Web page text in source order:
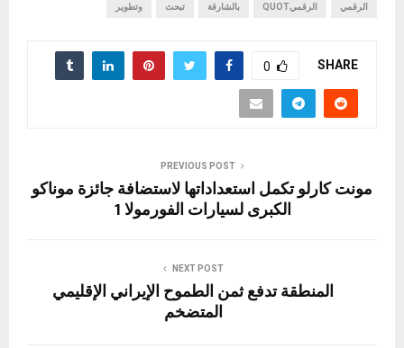
الرقمي الرقميQUOT بالشارقة تبحث وتطوير
SHARE
0
PREVIOUS POST
مونت كارلو تكمل استعداداتها لاستضافة جائزة موناكو
الكبرى لسيارات الفورمولا 1
NEXT POST
المنطقة تدفع ثمن الطموح الإيراني الإقليمي
المتضخم